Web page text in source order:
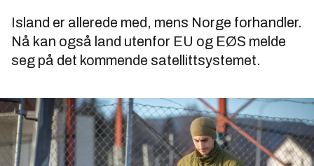
Island er allerede med, mens Norge forhandler.
Nå kan også land utenfor EU og EØS melde
seg på det kommende satellittsystemet.